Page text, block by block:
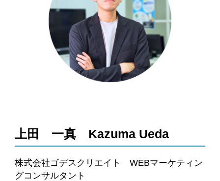
上田 一真 Kazuma Ueda
株式会社ゴデスクリエイト WEBマーケティン
グコンサルタント